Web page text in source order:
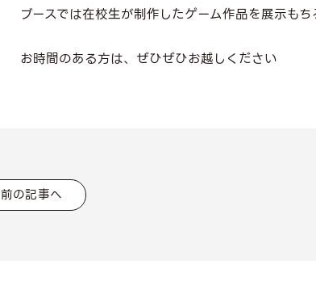
ブースでは在校生が制作したゲーム作品を展示も
お時間のある方は、ぜひぜひお越しください
前の記事へ